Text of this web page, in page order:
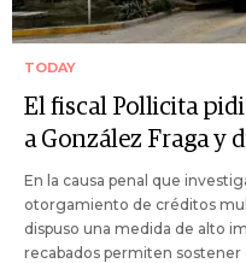
TODAY
El fiscal Pollicita
a González Fraga y
En la causa penal que
otorgamiento de créditos
dispuso una medida de alto
recabados permiten